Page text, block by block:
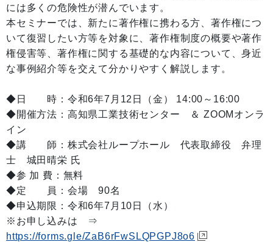
には多くの危険性が潜んでいます。
本セミナーでは、新たに著作権に携わる方、著作権につ
いて復習したい方等を対象に、著作権制度の概要や著作
権侵害等、著作権に関する基礎的な内容について、身近
な事例紹介等を交えて分かりやすく解説します。
◆日 時：令和6年7月12日（金） 14:00～16:00
◆開催方法：高知県工業技術センター ＆ ZOOMオンラ
イン
◆講 師：株式会社ループホール 代表取締役 弁理
士 城田晴栄 氏
◆参 加 費：無料
◆定 員：会場 90名
◆申込期限：令和6年7月10日（水）
※お申し込みは ⇒
https://forms.gle/ZaB6rFwSLQPGPJ8o6